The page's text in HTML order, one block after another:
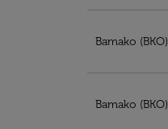
Bamako (BKO)
Bamako (BKO)